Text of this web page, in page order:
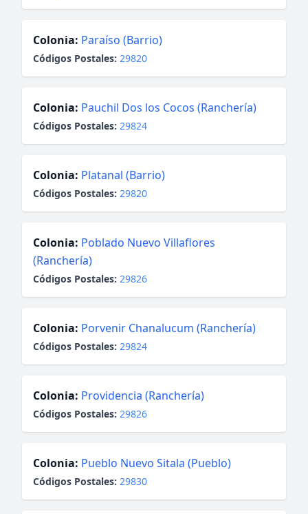
Colonia: Paraíso (Barrio)
Códigos Postales: 29820
Colonia: Pauchil Dos los Cocos (Ranchería)
Códigos Postales: 29824
Colonia: Platanal (Barrio)
Códigos Postales: 29820
Colonia: Poblado Nuevo Villaflores
(Ranchería)
Códigos Postales: 29826
Colonia: Porvenir Chanalucum (Ranchería)
Códigos Postales: 29824
Colonia: Providencia (Ranchería)
Códigos Postales: 29826
Colonia: Pueblo Nuevo Sitala (Pueblo)
Códigos Postales: 29830